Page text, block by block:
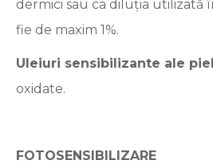
dermici sau ca diluția utilizată
fie de maxim 1%.
Uleiuri sensibilizante ale
oxidate.
FOTOSENSIBILIZARE